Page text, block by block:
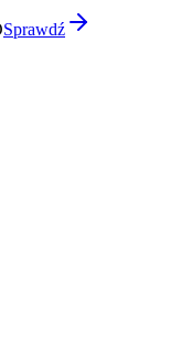
Sprawdź